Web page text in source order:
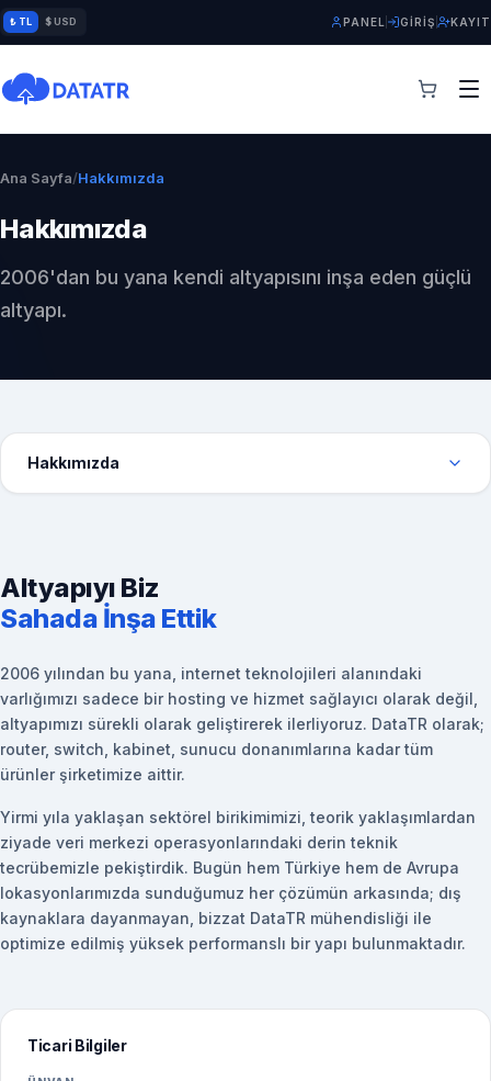
₺ TL $ USD PANEL GIRIŞ KAYIT
Ana Sayfa/Hakkımızda
Hakkımızda
2006'dan bu yana kendi altyapısını inşa eden güçlü
altyapı.
Hakkımızda
Altyapıyı Biz
Sahada İnşa Ettik
2006 yılından bu yana, internet teknolojileri alanındaki
varlığımızı sadece bir hosting ve hizmet sağlayıcı olarak değil,
altyapımızı sürekli olarak geliştirerek ilerliyoruz. DataTR olarak;
router, switch, kabinet, sunucu donanımlarına kadar tüm
ürünler şirketimize aittir.
Yirmi yıla yaklaşan sektörel birikimimizi, teorik yaklaşımlardan
ziyade veri merkezi operasyonlarındaki derin teknik
tecrübemizle pekiştirdik. Bugün hem Türkiye hem de Avrupa
lokasyonlarımızda sunduğumuz her çözümün arkasında; dış
kaynaklara dayanmayan, bizzat DataTR mühendisliği ile
optimize edilmiş yüksek performanslı bir yapı bulunmaktadır.
Ticari Bilgiler